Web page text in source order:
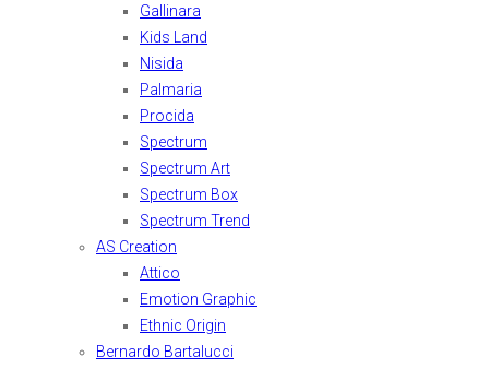
Gallinara
Kids Land
Nisida
Palmaria
Procida
Spectrum
Spectrum Art
Spectrum Box
Spectrum Trend
AS Creation
Attico
Emotion Graphic
Ethnic Origin
Bernardo Bartalucci